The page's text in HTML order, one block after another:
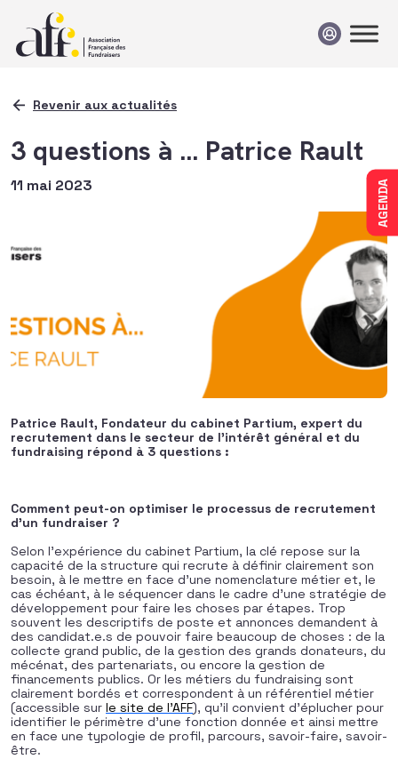
AGENDA
Revenir aux actualités
3 questions à … Patrice Rault
11 mai 2023
Patrice Rault, Fondateur du cabinet Partium, expert du
recrutement dans le secteur de l’intérêt général et du
fundraising répond à 3 questions :
Comment peut-on optimiser le processus de recrutement
d’un fundraiser ?
Selon l’expérience du cabinet Partium, la clé repose sur la
capacité de la structure qui recrute à définir clairement son
besoin, à le mettre en face d’une nomenclature métier et, le
cas échéant, à le séquencer dans le cadre d’une stratégie de
développement pour faire les choses par étapes. Trop
souvent les descriptifs de poste et annonces demandent à
des candidat.e.s de pouvoir faire beaucoup de choses : de la
collecte grand public, de la gestion des grands donateurs, du
mécénat, des partenariats, ou encore la gestion de
financements publics. Or les métiers du fundraising sont
clairement bordés et correspondent à un référentiel métier
(accessible sur le site de l’AFF), qu’il convient d’éplucher pour
identifier le périmètre d’une fonction donnée et ainsi mettre
en face une typologie de profil, parcours, savoir-faire, savoir-
être.